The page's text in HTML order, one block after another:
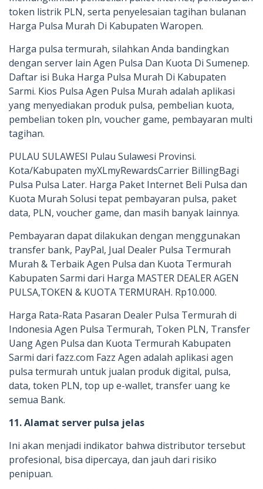
token listrik PLN, serta penyelesaian tagihan bulanan
Harga Pulsa Murah Di Kabupaten Waropen.
Harga pulsa termurah, silahkan Anda bandingkan
dengan server lain Agen Pulsa Dan Kuota Di Sumenep.
Daftar isi Buka Harga Pulsa Murah Di Kabupaten
Sarmi. Kios Pulsa Agen Pulsa Murah adalah aplikasi
yang menyediakan produk pulsa, pembelian kuota,
pembelian token pln, voucher game, pembayaran multi
tagihan.
PULAU SULAWESI Pulau Sulawesi Provinsi.
Kota/Kabupaten myXLmyRewardsCarrier BillingBagi
Pulsa Pulsa Later. Harga Paket Internet Beli Pulsa dan
Kuota Murah Solusi tepat pembayaran pulsa, paket
data, PLN, voucher game, dan masih banyak lainnya.
Pembayaran dapat dilakukan dengan menggunakan
transfer bank, PayPal, Jual Dealer Pulsa Termurah
Murah & Terbaik Agen Pulsa dan Kuota Termurah
Kabupaten Sarmi dari Harga MASTER DEALER AGEN
PULSA,TOKEN & KUOTA TERMURAH. Rp10.000.
Harga Rata-Rata Pasaran Dealer Pulsa Termurah di
Indonesia Agen Pulsa Termurah, Token PLN, Transfer
Uang Agen Pulsa dan Kuota Termurah Kabupaten
Sarmi dari fazz.com Fazz Agen adalah aplikasi agen
pulsa termurah untuk jualan produk digital, pulsa,
data, token PLN, top up e-wallet, transfer uang ke
semua Bank.
11. Alamat server pulsa jelas
Ini akan menjadi indikator bahwa distributor tersebut
profesional, bisa dipercaya, dan jauh dari risiko
penipuan.